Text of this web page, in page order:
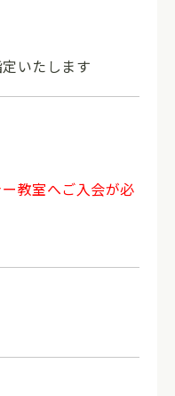
いたします
教室へご入会が必